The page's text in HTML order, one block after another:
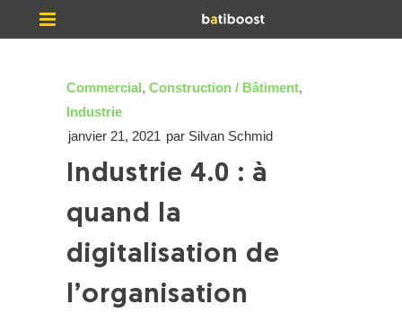
Commercial, Construction / Bâtiment,
Industrie
janvier 21, 2021 par Silvan Schmid
Industrie 4.0 : à
quand la
digitalisation de
l’organisation